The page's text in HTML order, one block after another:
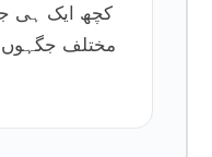
کچھ ایک ہی
مختلف جگہوں